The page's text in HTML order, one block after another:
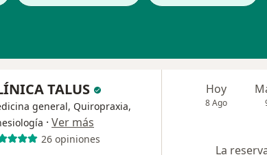
TALUS
general, Quiropraxia,
· Ver más
26 opiniones
Hoy
8 Ago
La